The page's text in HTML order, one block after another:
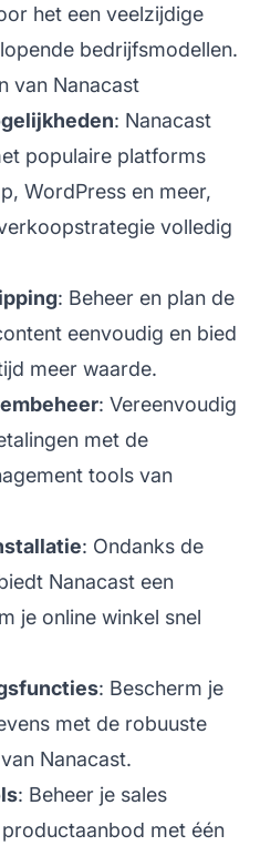
het een veelzijdige
bedrijfsmodellen.
van Nanacast
: Nanacast
populaire platforms
WordPress en meer,
volledig
: Beheer en plan de
eenvoudig en bied
meer waarde.
: Vereenvoudig
met de
tools van
: Ondanks de
Nanacast een
je online winkel snel
: Bescherm je
met de robuuste
Nanacast.
: Beheer je sales
met één